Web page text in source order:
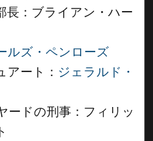
長：ブライアン・ハー
ルズ・ペンローズ
アート： ジェラルド・
ードの刑事：フィリッ